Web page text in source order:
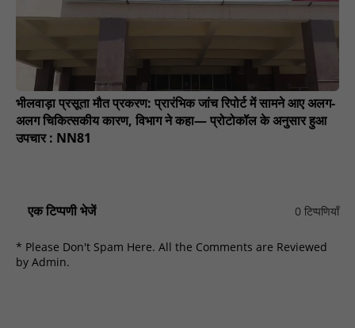
भीलवाड़ा प्रसूता मौत प्रकरण: प्रारंभिक जांच रिपोर्ट में सामने आए अलग-
अलग चिकित्सकीय कारण, विभाग ने कहा— प्रोटोकॉल के अनुसार हुआ
उपचार : NN81
एक टिप्पणी भेजें 0 टिप्पणियाँ
* Please Don't Spam Here. All the Comments are Reviewed
by Admin.